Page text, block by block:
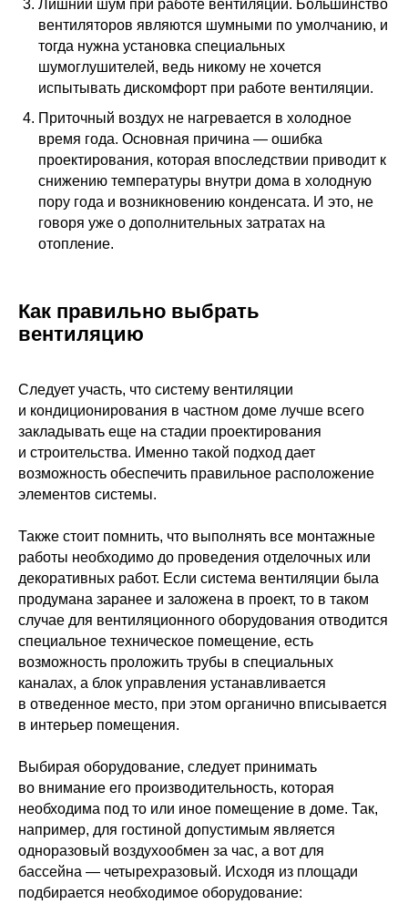
Лишний шум при работе вентиляции. Большинство
вентиляторов являются шумными по умолчанию, и
тогда нужна установка специальных
шумоглушителей, ведь никому не хочется
испытывать дискомфорт при работе вентиляции.
Приточный воздух не нагревается в холодное
время года. Основная причина — ошибка
проектирования, которая впоследствии приводит к
снижению температуры внутри дома в холодную
пору года и возникновению конденсата. И это, не
говоря уже о дополнительных затратах на
отопление.
Как правильно выбрать
вентиляцию
Следует участь, что систему вентиляции
и кондиционирования в частном доме лучше всего
закладывать еще на стадии проектирования
и строительства. Именно такой подход дает
возможность обеспечить правильное расположение
элементов системы.
Также стоит помнить, что выполнять все монтажные
работы необходимо до проведения отделочных или
декоративных работ. Если система вентиляции была
продумана заранее и заложена в проект, то в таком
случае для вентиляционного оборудования отводится
специальное техническое помещение, есть
возможность проложить трубы в специальных
каналах, а блок управления устанавливается
в отведенное место, при этом органично вписывается
в интерьер помещения.
Выбирая оборудование, следует принимать
во внимание его производительность, которая
необходима под то или иное помещение в доме. Так,
например, для гостиной допустимым является
одноразовый воздухообмен за час, а вот для
бассейна — четырехразовый. Исходя из площади
подбирается необходимое оборудование: